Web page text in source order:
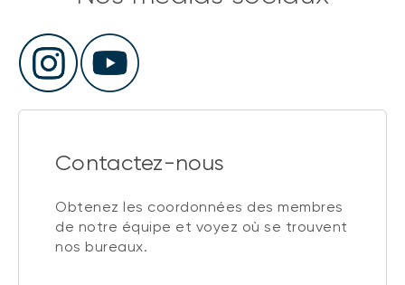
Contactez-nous
Obtenez les coordonnées des membres
de notre équipe et voyez où se trouvent
nos bureaux.